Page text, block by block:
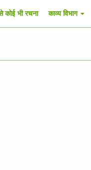
कोई भी रचना काव्य विभाग